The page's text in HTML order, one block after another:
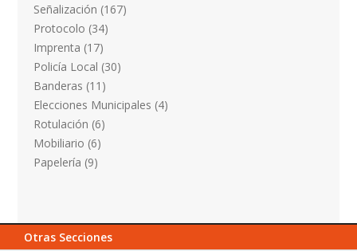
Señalización (167)
Protocolo (34)
Imprenta (17)
Policía Local (30)
Banderas (11)
Elecciones Municipales (4)
Rotulación (6)
Mobiliario (6)
Papelería (9)
Otras Secciones